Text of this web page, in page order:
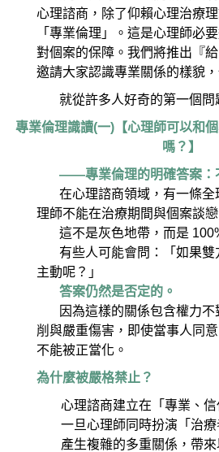
心理諮商，除了仰賴心理治療
「專業倫理」。這是心理師必
對個案的保障。我們將推出『
邀請大家認識專業關係的樣貌
就從許多人好奇的第一個問
專業倫理識讀(一)【心理師可以和
嗎？】
——專業倫理的明確答案：
在心理諮商領域，有一條全
理師不能在治療期間與個案談
這不是灰色地帶，而是
有些人可能會問：「如果雙
主動呢？」
答案仍然是否定的。
因為這樣的關係包含權力不
削與嚴重傷害，即使當事人同
不能被正當化。
為什麼被嚴格禁止？
心理諮商建立在「專業、
一旦心理師同時扮演「治
產生複雜的多重關係，帶來